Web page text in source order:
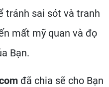
tránh sai sót và tranh
mất mỹ quan và đọ
Bạn.
đã chia sẽ cho Bạn